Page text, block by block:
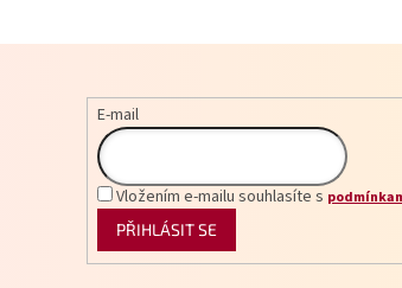
E-mail
Vložením e-mailu souhlasíte s
PŘIHLÁSIT SE